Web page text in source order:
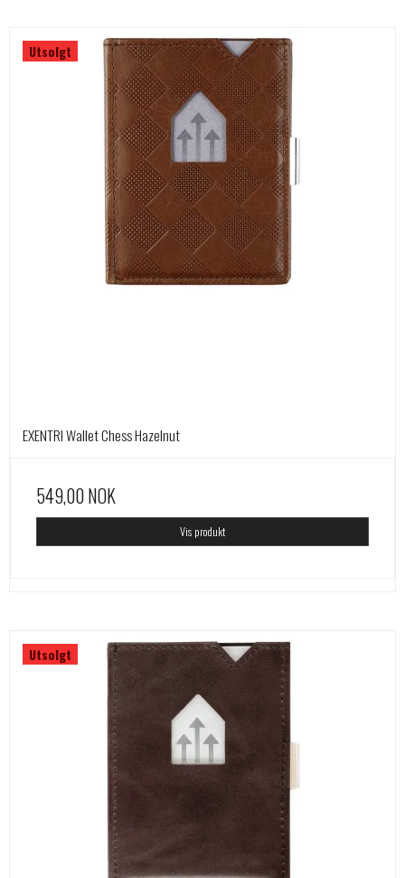
Utsolgt
EXENTRI Wallet Chess Hazelnut
549,00 NOK
Vis produkt
Utsolgt